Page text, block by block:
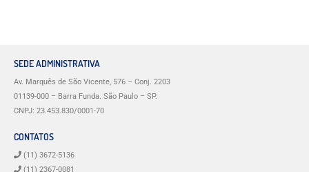
SEDE ADMINISTRATIVA
Av. Marquês de São Vicente, 576 – Conj. 2203
01139-000 – Barra Funda. São Paulo – SP.
CNPJ: 23.453.830/0001-70
CONTATOS
(11) 3672-5136
(11) 2367-0081